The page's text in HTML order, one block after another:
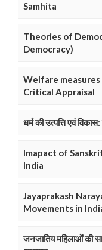
Samhita
Theories of
Democracy)
Welfare
Critical Appraisal
धर्म की उत्पत्ति एवं
Imapact of
India
Jayaprakash
Movements in
जनजातिय महिलाओं की